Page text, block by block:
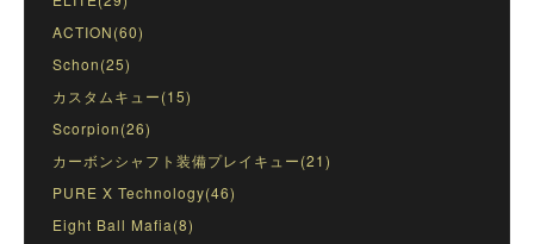
ACTION(60)
Schon(25)
カスタムキュー(15)
Scorpion(26)
カーボンシャフト装備プレイキュー(21)
PURE X Technology(46)
Eight Ball Mafia(8)